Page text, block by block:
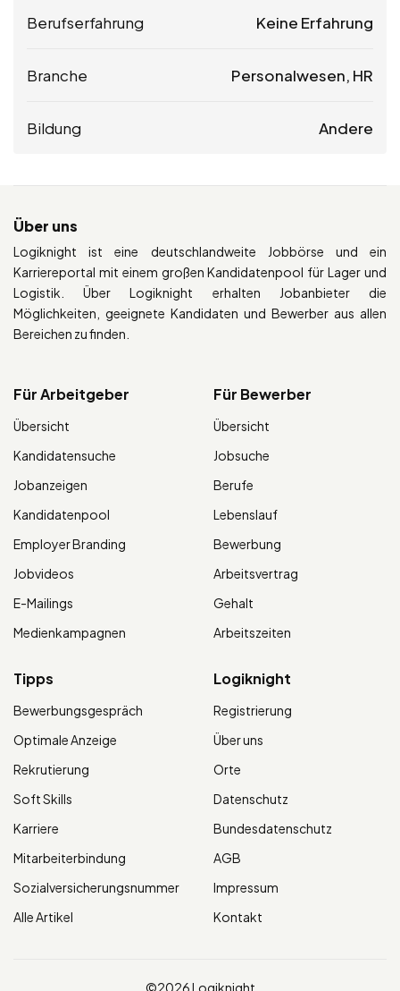
Berufserfahrung Keine Erfahrung
Branche Personalwesen, HR
Bildung Andere
Über uns
Logiknight ist eine deutschlandweite Jobbörse und ein
Karriereportal mit einem großen Kandidatenpool für Lager und
Logistik. Über Logiknight erhalten Jobanbieter die
Möglichkeiten, geeignete Kandidaten und Bewerber aus allen
Bereichen zu finden.
Für Arbeitgeber
Übersicht
Kandidatensuche
Jobanzeigen
Kandidatenpool
Employer Branding
Jobvideos
E-Mailings
Medienkampagnen
Für Bewerber
Übersicht
Jobsuche
Berufe
Lebenslauf
Bewerbung
Arbeitsvertrag
Gehalt
Arbeitszeiten
Tipps
Bewerbungsgespräch
Optimale Anzeige
Rekrutierung
Soft Skills
Karriere
Mitarbeiterbindung
Sozialversicherungsnummer
Alle Artikel
Logiknight
Registrierung
Über uns
Orte
Datenschutz
Bundesdatenschutz
AGB
Impressum
Kontakt
©2026 Logiknight